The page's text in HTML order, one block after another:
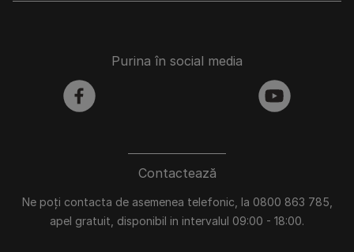
Contactează
Ne poți contacta de asemenea telefonic, la 0800 863 785,
apel gratuit, disponibil in intervalul 09:00 - 18:00.
Purina în social media
facebook youtube